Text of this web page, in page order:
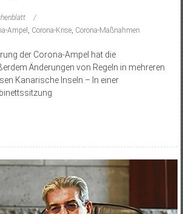
Ampel , Corona-Krise, Corona-Maßnahmen
der Corona-Ampel hat die
Änderungen von Regeln in mehreren
Kanarische Inseln – In einer